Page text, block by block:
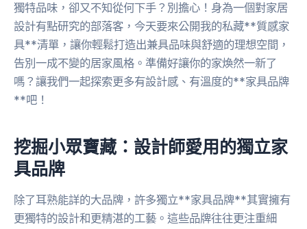
獨特品味，卻又不知從何下手？別擔心！身為一個對家居
設計有點研究的部落客，今天要來公開我的私藏**質感家
具**清單，讓你輕鬆打造出兼具品味與舒適的理想空間，
告別一成不變的居家風格。準備好讓你的家煥然一新了
嗎？讓我們一起探索更多有設計感、有溫度的**家具品牌
**吧！
挖掘小眾寶藏：設計師愛用的獨立家
具品牌
除了耳熟能詳的大品牌，許多獨立**家具品牌**其實擁有
更獨特的設計和更精湛的工藝。這些品牌往往更注重細